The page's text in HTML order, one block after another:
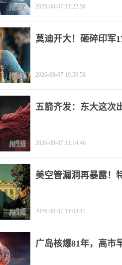
2026-08-07 11:22:56
莫迪开大！砸碎印军
2026-08-07 10:59:58
五箭齐发：东大这次
2026-08-07 11:14:46
美空管漏洞再暴露！
2026-08-07 11:03:17
广岛核爆81年，高市